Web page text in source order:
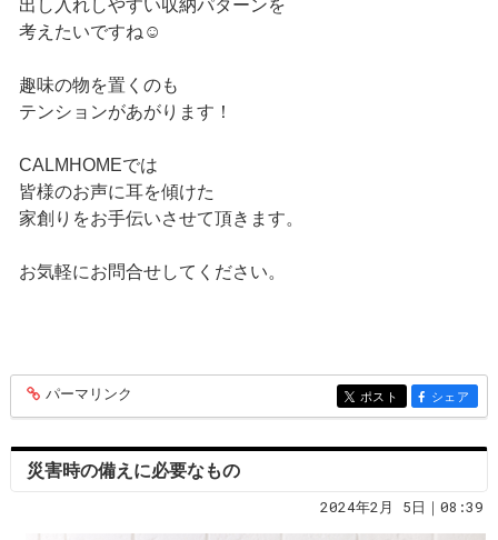
出し入れしやすい収納パターンを
考えたいですね☺
趣味の物を置くのも
テンションがあがります！
CALMHOMEでは
皆様のお声に耳を傾けた
家創りをお手伝いさせて頂きます。
お気軽にお問合せしてください。
entry238
パーマリンク entry238
ポスト entry238
シェア
災害時の備えに必要なもの
2024年2月 5日｜08:39